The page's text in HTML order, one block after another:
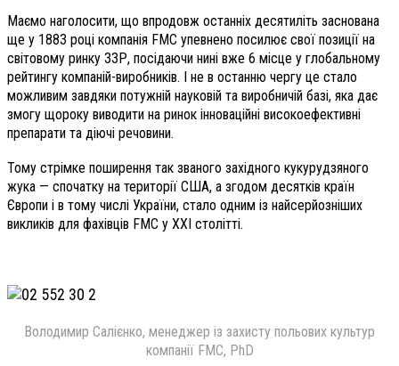
Маємо наголосити, що впродовж останніх десятиліть заснована
ще у 1883 році компанія FMC упевнено посилює свої позиції на
світовому ринку ЗЗР, посідаючи нині вже 6 місце у глобальному
рейтингу компаній-виробників. І не в останню чергу це стало
можливим завдяки потужній науковій та виробничій базі, яка дає
змогу щороку виводити на ринок інноваційні високоефективні
препарати та діючі речовини.
Тому стрімке поширення так званого західного кукурудзяного
жука — спочатку на території США, а згодом десятків країн
Європи і в тому числі України, стало одним із найсерйозніших
викликів для фахівців FMC у ХХІ столітті.
Володимир Салієнко, менеджер із захисту польових культур
компанії FMC, PhD